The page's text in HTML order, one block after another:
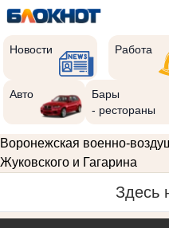
Новости Работа
Авто
Бары
- рестораны
Воронежская военно-
Жуковского и Гагарина
Здесь